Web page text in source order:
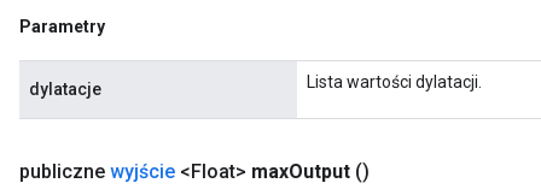
Parametry
dylatacje Lista wartości dylatacji.
publiczne wyjście <Float> maxOutput ()